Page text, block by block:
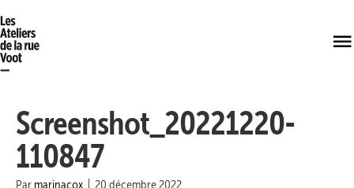
Screenshot_20221220-
110847
Par marinacox 20 décembre 2022